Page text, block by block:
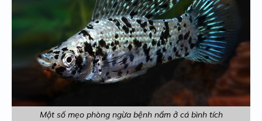
Một số mẹo phòng ngừa bệnh nấm ở cá bình tích